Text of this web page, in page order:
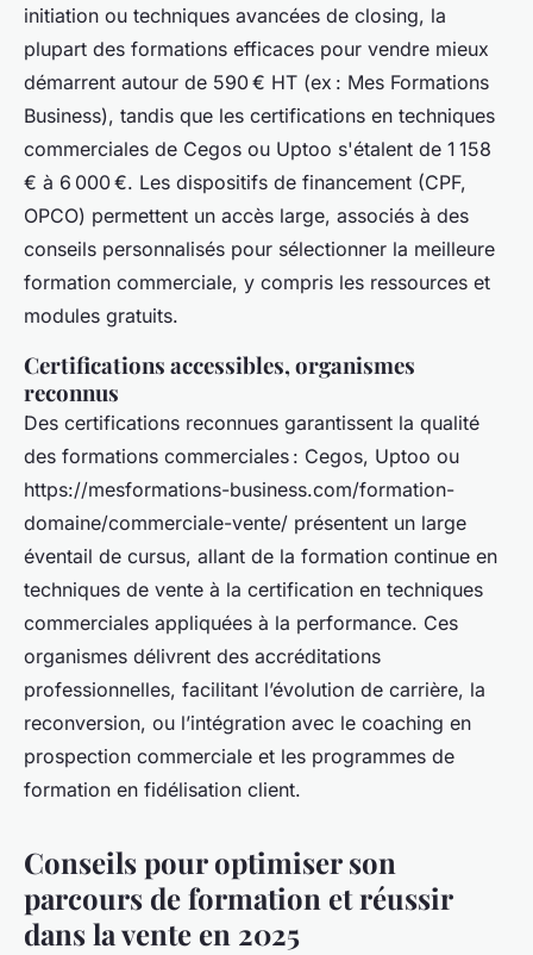
initiation ou techniques avancées de closing, la
plupart des formations efficaces pour vendre mieux
démarrent autour de 590 € HT (ex : Mes Formations
Business), tandis que les certifications en techniques
commerciales de Cegos ou Uptoo s'étalent de 1 158
€ à 6 000 €. Les dispositifs de financement (CPF,
OPCO) permettent un accès large, associés à des
conseils personnalisés pour sélectionner la meilleure
formation commerciale, y compris les ressources et
modules gratuits.
Certifications accessibles, organismes
reconnus
Des certifications reconnues garantissent la qualité
des formations commerciales : Cegos, Uptoo ou
https://mesformations-business.com/formation-
domaine/commerciale-vente/ présentent un large
éventail de cursus, allant de la formation continue en
techniques de vente à la certification en techniques
commerciales appliquées à la performance. Ces
organismes délivrent des accréditations
professionnelles, facilitant l’évolution de carrière, la
reconversion, ou l’intégration avec le coaching en
prospection commerciale et les programmes de
formation en fidélisation client.
Conseils pour optimiser son
parcours de formation et réussir
dans la vente en 2025